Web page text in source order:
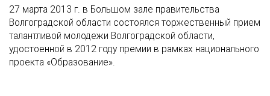
27 марта 2013 г. в Большом зале правительства
Волгоградской области состоялся торжественный прием
талантливой молодежи Волгоградской области,
удостоенной в 2012 году премии в рамках национального
проекта «Образование».